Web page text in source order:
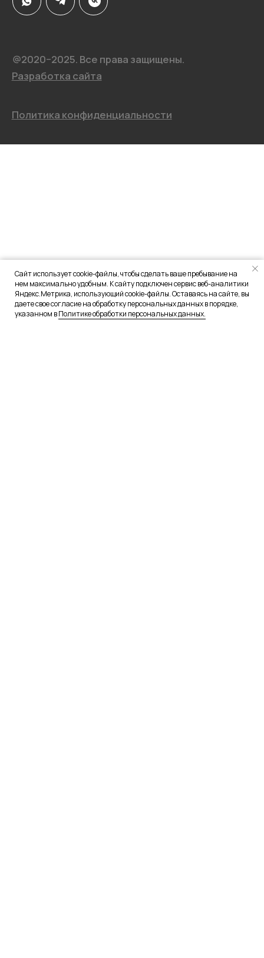
Сайт использует cookie-файлы, чтобы сделать ваше пребывание на
нем максимально удобным. К сайту подключен сервис веб-аналитики
Яндекс.Метрика, использующий cookie-файлы. Оставаясь на сайте, вы
даете свое согласие на обработку персональных данных в порядке,
указанном вПолитике обработки персональных данных.